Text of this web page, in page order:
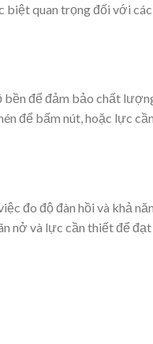
quan trọng đối với các
bền để đảm bảo chất
để bấm nút, hoặc lực
đo độ đàn hồi và khả
nở và lực cần thiết để